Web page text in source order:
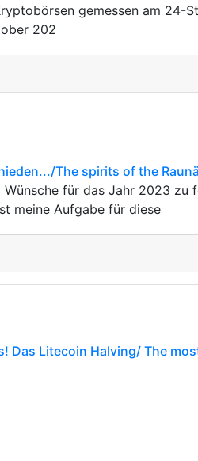
gemessen am 24-
202
The spirits of the
für das Jahr 2023 zu
meine Aufgabe für diese
Das Litecoin Halving/ The